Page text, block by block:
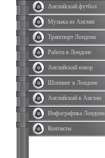
Английский футбол
Музыка из Англии
Транспорт Лондона
Работа в Лондоне
Английский юмор
Шоппинг в Лондоне
Английский в Англии
Инфографика Лондона
Контакты